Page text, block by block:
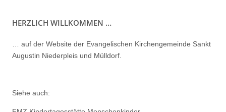
HERZLICH WILLKOMMEN …
… auf der Website der Evangelischen Kirchengemeinde Sankt
Augustin Niederpleis und Mülldorf.
Siehe auch: